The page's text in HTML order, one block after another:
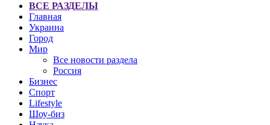
ВСЕ РАЗДЕЛЫ
Главная
Украина
Город
Мир
Все новости раздела
Россия
Бизнес
Спорт
Lifestyle
Шоу-биз